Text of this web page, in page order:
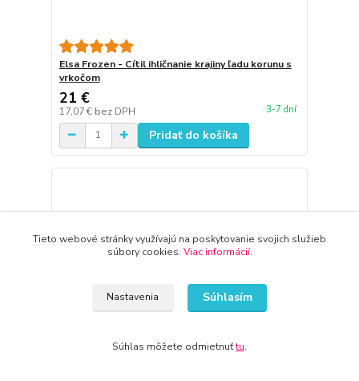
Elsa Frozen - Cítil ihličnanie krajiny ľadu korunu s
vrkočom
21 €
17,07 € bez DPH 3-7 dní
Pridať do košíka
Tieto webové stránky využívajú na poskytovanie svojich služieb
súbory cookies. Viac informácií.
Nastavenia Súhlasím
Súhlas môžete odmietnuťtu.